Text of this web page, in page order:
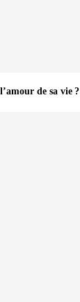
de sa vie ?